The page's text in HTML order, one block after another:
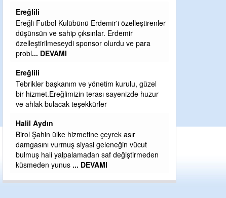
DEVAMI
Şaban yavuz
Mekanı cennet olsun kederli ailesine Rabbim
Sabri Celil ihsan eylesin
Sebahattin özarslan
Günaydın hayırlı sabahlar dilerim
H BakiYüksel